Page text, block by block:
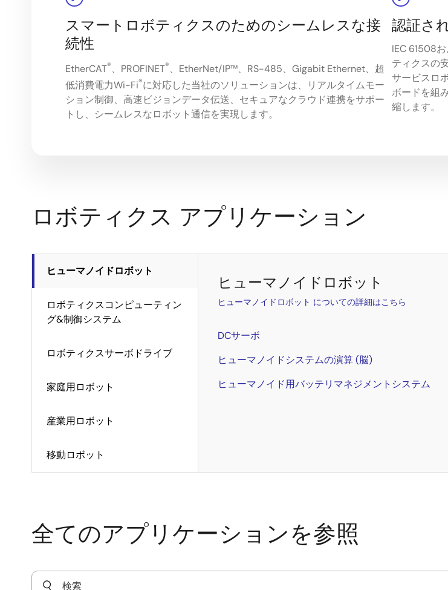
スマートロボティクスのためのシームレスな接
続性
EtherCAT®、PROFINET®、EtherNet/IP™、RS-485、Gigabit Ethernet、超
低消費電力Wi-Fi®に対応した当社のソリューションは、リアルタイムモー
ション制御、高速ビジョンデータ伝送、セキュアなクラウド連携をサポー
トし、シームレスなロボット通信を実現します。
認証さ
IEC 61508
ティクスの
サービスロ
ボードを組
縮します。
ロボティクス アプリケーション
ヒューマノイドロボット
ロボティクスコンピューティン
グ&制御システム
ロボティクスサーボドライブ
家庭用ロボット
産業用ロボット
移動ロボット
ヒューマノイドロボット
ヒューマノイドロボット についての詳細はこちら
DCサーボ
ヒューマノイドシステムの演算 (脳)
ヒューマノイド用バッテリマネジメントシステム
全てのアプリケーションを参照